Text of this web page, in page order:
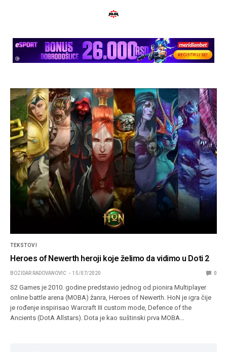
TEKSTOVI
Heroes of Newerth heroji koje želimo da vidimo u Doti 2
BOZIDAR RADOVANOVIC 15/07/2020 0
S2 Games je 2010. godine predstavio jednog od pionira Multiplayer
online battle arena (MOBA) žanra, Heroes of Newerth. HoN je igra čije
je rođenje inspirisao Warcraft III custom mode, Defence of the
Ancients (DotA Allstars). Dota je kao suštinski prva MOBA…